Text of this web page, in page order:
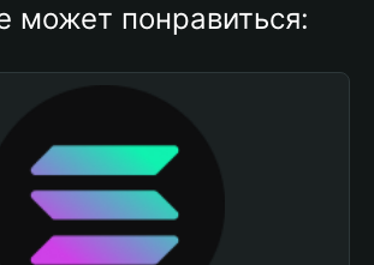
может понравиться: